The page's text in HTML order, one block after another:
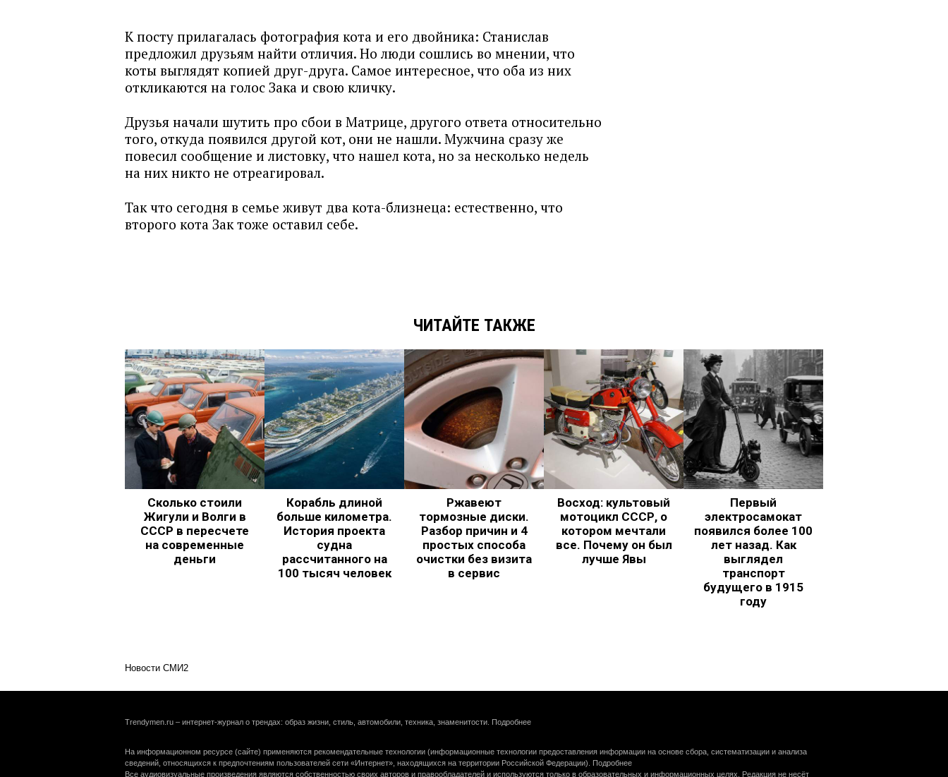
К посту прилагалась фотография кота и его двойника: Станислав
предложил друзьям найти отличия. Но люди сошлись во мнении, что
коты выглядят копией друг-друга. Самое интересное, что оба из них
откликаются на голос Зака и свою кличку.
Друзья начали шутить про сбои в Матрице, другого ответа относительно
того, откуда появился другой кот, они не нашли. Мужчина сразу же
повесил сообщение и листовку, что нашел кота, но за несколько недель
на них никто не отреагировал.
Так что сегодня в семье живут два кота-близнеца: естественно, что
второго кота Зак тоже оставил себе.
ЧИТАЙТЕ ТАКЖЕ
Сколько стоили
Жигули и Волги в
СССР в пересчете
на современные
деньги
Корабль длиной
больше километра.
История проекта
судна
рассчитанного на
100 тысяч человек
Ржавеют
тормозные диски.
Разбор причин и 4
простых способа
очистки без визита
в сервис
Восход: культовый
мотоцикл СССР, о
котором мечтали
все. Почему он был
лучше Явы
Первый
электросамокат
появился более 100
лет назад. Как
выглядел
транспорт
будущего в 1915
году
Новости СМИ2
Trendymen.ru – интернет-журнал о трендах: образ жизни, стиль, автомобили, техника, знаменитости. Подробнее
На информационном ресурсе (сайте) применяются рекомендательные технологии (информационные технологии предоставления информации на основе сбора, систематизации и анализа
сведений, относящихся к предпочтениям пользователей сети «Интернет», находящихся на территории Российской Федерации). Подробнее
Все аудиовизуальные произведения являются собственностью своих авторов и правообладателей и используются только в образовательных и информационных целях. Редакция не несёт